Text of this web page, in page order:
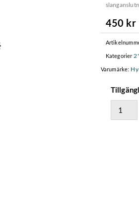
450 kr
Kategorier
Varumärke:
Grenrör
för
6